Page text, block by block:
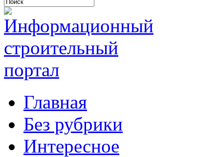
Главная
Без рубрики
Интересное